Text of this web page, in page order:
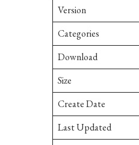
Version
Categories
Download
Size
Create Date
Last Updated